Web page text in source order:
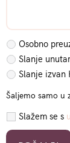
Osobno
Slanje
Slanje izvan
Šaljemo samo u
Slažem se s
Please leave